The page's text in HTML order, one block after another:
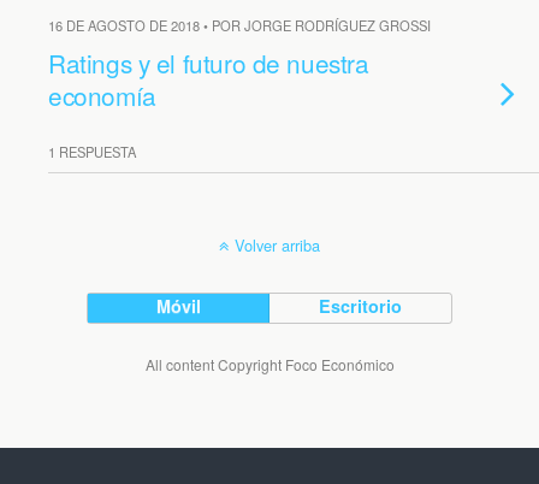
16 DE AGOSTO DE 2018 • POR JORGE RODRÍGUEZ GROSSI
Ratings y el futuro de nuestra
economía
1 RESPUESTA
Volver arriba
Móvil Escritorio
All content Copyright Foco Económico